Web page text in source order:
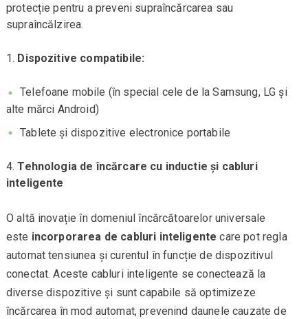
protecție pentru a preveni supraîncărcarea sau
supraîncălzirea.
Dispozitive compatibile:
Telefoane mobile (în special cele de la Samsung, LG și
alte mărci Android)
Tablete și dispozitive electronice portabile
Tehnologia de încărcare cu inductie și cabluri
inteligente
O altă inovație în domeniul încărcătoarelor universale
este incorporarea de cabluri inteligente care pot regla
automat tensiunea și curentul în funcție de dispozitivul
conectat. Aceste cabluri inteligente se conectează la
diverse dispozitive și sunt capabile să optimizeze
încărcarea în mod automat, prevenind daunele cauzate de